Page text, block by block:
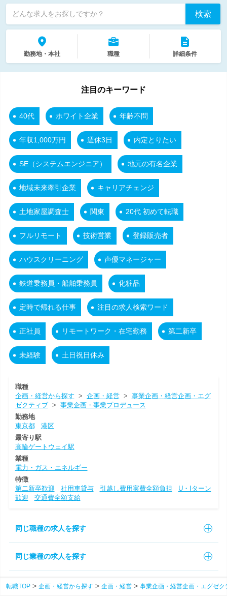
どんな求人をお探しですか？ 検索
勤務地・本社 職種 詳細条件
注目のキーワード
40代 ホワイト企業 年齢不問
年収1,000万円 週休3日 内定とりたい
SE（システムエンジニア） 地元の有名企業
地域未来牽引企業 キャリアチェンジ
土地家屋調査士 関東 20代 初めて転職
フルリモート 技術営業 登録販売者
ハウスクリーニング 声優マネージャー
鉄道乗務員・船舶乗務員 化粧品
定時で帰れる仕事 注目の求人検索ワード
正社員 リモートワーク・在宅勤務 第二新卒
未経験 土日祝日休み
職種
企画・経営から探す > 企画・経営> 事業企画・経営企画・エグ
ゼクティブ> 事業企画・事業プロデュース
勤務地
東京都
港区
最寄り駅
高輪ゲートウェイ駅
業種
電力・ガス・エネルギー
特徴
第二新卒歓迎
社用車貸与 引越し費用実費全額負担
U・Iターン
歓迎
交通費全額支給
同じ職種の求人を探す
同じ業種の求人を探す
転職TOP 企画・経営から探す 企画・経営 事業企画・経営企画・エグゼク